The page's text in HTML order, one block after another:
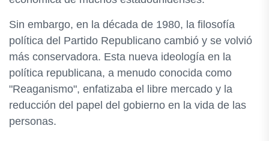
Sin embargo, en la década de 1980, la filosofía
política del Partido Republicano cambió y se volvió
más conservadora. Esta nueva ideología en la
política republicana, a menudo conocida como
"Reaganismo", enfatizaba el libre mercado y la
reducción del papel del gobierno en la vida de las
personas.